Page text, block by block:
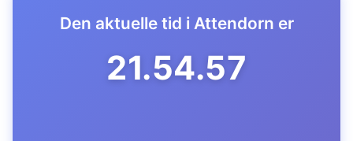
Den aktuelle tid i Attendorn er
21.54.58